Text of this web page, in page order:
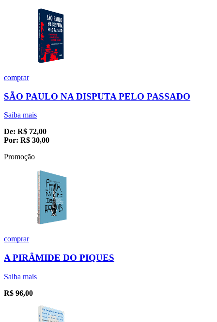
comprar
SÃO PAULO NA DISPUTA PELO PASSADO
Saiba mais
De: R$ 72,00
Por: R$ 30,00
Promoção
comprar
A PIRÂMIDE DO PIQUES
Saiba mais
R$ 96,00